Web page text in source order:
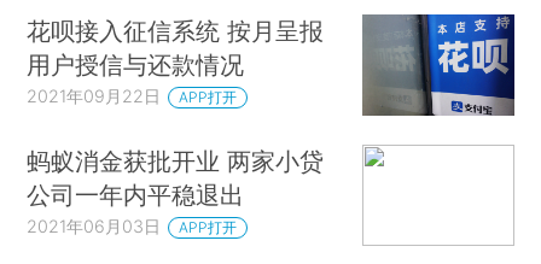
花呗接入征信系统 按月呈报
用户授信与还款情况
2021年09月22日 APP打开
蚂蚁消金获批开业 两家小贷
公司一年内平稳退出
2021年06月03日 APP打开